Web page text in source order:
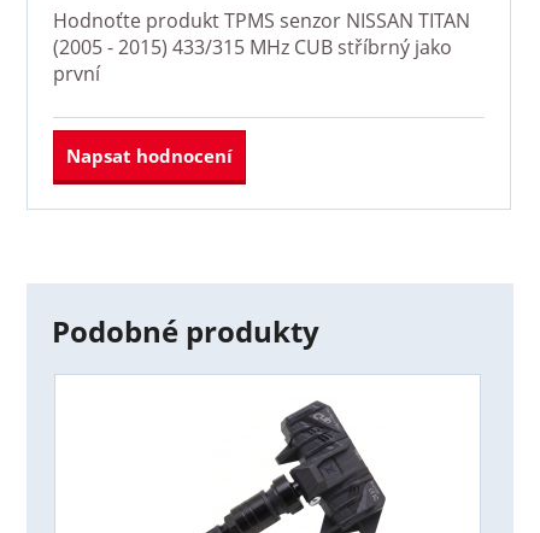
Hodnoťte produktTPMS senzor NISSAN TITAN
(2005 - 2015) 433/315 MHz CUB stříbrnýjako
první
Napsat hodnocení
Podobné produkty